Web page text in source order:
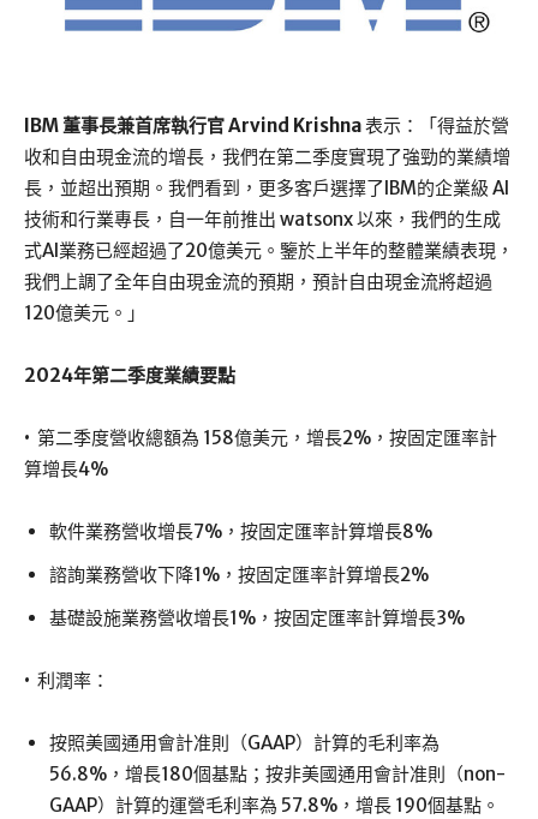
IBM 董事長兼首席執行官 Arvind Krishna表示：「得益於營
收和自由現金流的增長，我們在第二季度實現了強勁的業績增
長，並超出預期。我們看到，更多客戶選擇了IBM的企業級 AI
技術和行業專長，自一年前推出 watsonx 以來，我們的生成
式AI業務已經超過了20億美元。鑒於上半年的整體業績表現，
我們上調了全年自由現金流的預期，預計自由現金流將超過
120億美元。」
2024年第二季度業績要點
• 第二季度營收總額為 158億美元，增長2%，按固定匯率計
算增長4%
軟件業務營收增長7%，按固定匯率計算增長8%
諮詢業務營收下降1%，按固定匯率計算增長2%
基礎設施業務營收增長1%，按固定匯率計算增長3%
• 利潤率：
按照美國通用會計准則（GAAP）計算的毛利率為
56.8%，增長180個基點；按非美國通用會計准則（non-
GAAP）計算的運營毛利率為 57.8%，增長 190個基點。